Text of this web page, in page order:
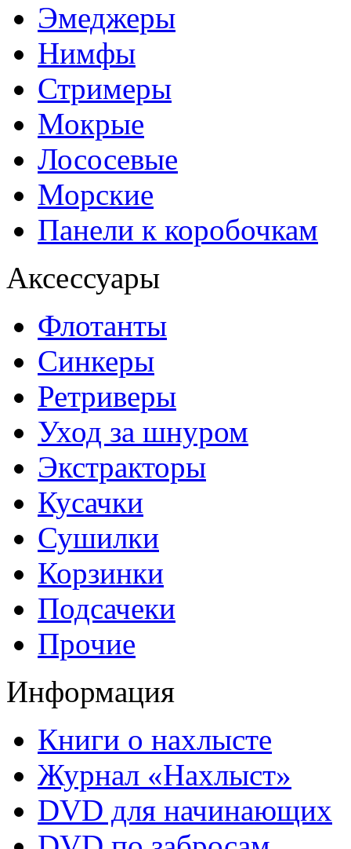
Эмеджеры
Нимфы
Стримеры
Мокрые
Лососевые
Морские
Панели к коробочкам
Аксессуары
Флотанты
Синкеры
Ретриверы
Уход за шнуром
Экстракторы
Кусачки
Сушилки
Корзинки
Подсачеки
Прочие
Информация
Книги о нахлысте
Журнал «Нахлыст»
DVD для начинающих